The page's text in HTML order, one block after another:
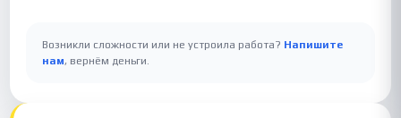
Возникли сложности или не устроила работа? Напишите
нам, вернём деньги.